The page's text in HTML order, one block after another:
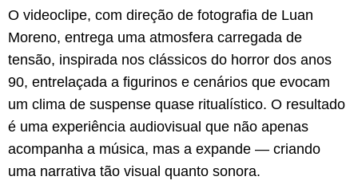
O videoclipe, com direção de fotografia de Luan
Moreno, entrega uma atmosfera carregada de
tensão, inspirada nos clássicos do horror dos anos
90, entrelaçada a figurinos e cenários que evocam
um clima de suspense quase ritualístico. O resultado
é uma experiência audiovisual que não apenas
acompanha a música, mas a expande — criando
uma narrativa tão visual quanto sonora.